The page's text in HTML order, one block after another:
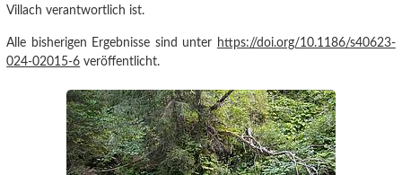
Villach verantwortlich ist.
Alle bisherigen Ergebnisse sind unter https://doi.org/10.1186/s40623-
024-02015-6 veröffentlicht.